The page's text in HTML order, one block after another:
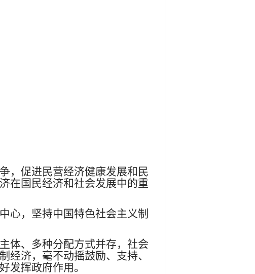
，促进民营经济健康发展和民
在国民经济和社会发展中的重
心，坚持中国特色社会主义制
体、多种分配方式并存，社会
经济，毫不动摇鼓励、支持、
发挥政府作用。